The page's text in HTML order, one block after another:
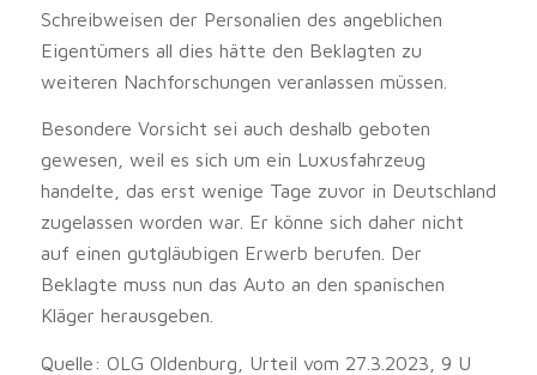
Schreibweisen der Personalien des angeblichen
Eigentümers all dies hätte den Beklagten zu
weiteren Nachforschungen veranlassen müssen.
Besondere Vorsicht sei auch deshalb geboten
gewesen, weil es sich um ein Luxusfahrzeug
handelte, das erst wenige Tage zuvor in Deutschland
zugelassen worden war. Er könne sich daher nicht
auf einen gutgläubigen Erwerb berufen. Der
Beklagte muss nun das Auto an den spanischen
Kläger herausgeben.
Quelle: OLG Oldenburg, Urteil vom 27.3.2023, 9 U